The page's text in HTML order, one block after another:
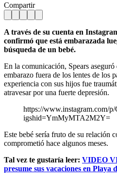
Compartir
A través de su cuenta en
confirmó que está embarazada
búsqueda de un bebé.
En la comunicación, Spears aseguró
embarazo fuera de los lentes de los
experiencia con sus hijos fue
atravesar por una fuerte depresión.
https://www.instagram.com/
igshid=YmMyMTA2M2Y=
Este bebé sería fruto de su relación
comprometió hace algunos meses.
Tal vez te gustaría leer: VIDEO
presume sus vacaciones en Playa